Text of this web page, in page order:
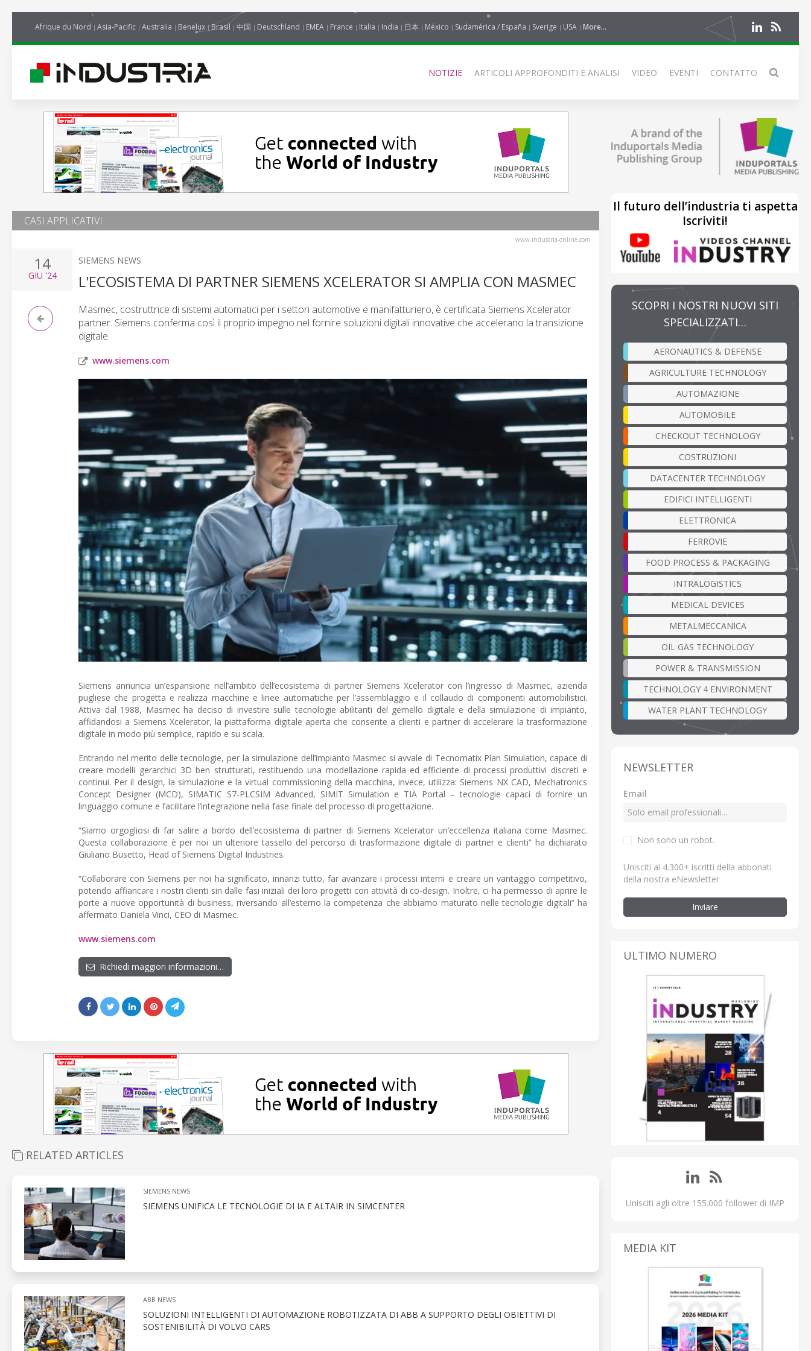
Afrique du Nord Asia-Pacific Australia Benelux Brasil 中国 Deutschland EMEA France Italia India 日本 México Sudamérica / España Sverige USA More...
NOTIZIE ARTICOLI APPROFONDITI E ANALISI VIDEO EVENTI CONTATTO
CASI APPLICATIVI
www.industria-online.com
14
GIU '24
SIEMENS NEWS
L'ECOSISTEMA DI PARTNER SIEMENS XCELERATOR SI AMPLIA CON MASMEC
Masmec, costruttrice di sistemi automatici per i settori automotive e manifatturiero, è certificata Siemens Xcelerator
partner. Siemens conferma così il proprio impegno nel fornire soluzioni digitali innovative che accelerano la transizione
digitale.
www.siemens.com
Siemens annuncia un’espansione nell’ambito dell’ecosistema di partner Siemens Xcelerator con l’ingresso di Masmec, azienda
pugliese che progetta e realizza macchine e linee automatiche per l’assemblaggio e il collaudo di componenti automobilistici.
Attiva dal 1988, Masmec ha deciso di investire sulle tecnologie abilitanti del gemello digitale e della simulazione di impianto,
affidandosi a Siemens Xcelerator, la piattaforma digitale aperta che consente a clienti e partner di accelerare la trasformazione
digitale in modo più semplice, rapido e su scala.
Entrando nel merito delle tecnologie, per la simulazione dell’impianto Masmec si avvale di Tecnomatix Plan Simulation, capace di
creare modelli gerarchici 3D ben strutturati, restituendo una modellazione rapida ed efficiente di processi produttivi discreti e
continui. Per il design, la simulazione e la virtual commissioning della macchina, invece, utilizza: Siemens NX CAD, Mechatronics
Concept Designer (MCD), SIMATIC S7-PLCSIM Advanced, SIMIT Simulation e TIA Portal – tecnologie capaci di fornire un
linguaggio comune e facilitare l’integrazione nella fase finale del processo di progettazione.
“Siamo orgogliosi di far salire a bordo dell’ecosistema di partner di Siemens Xcelerator un’eccellenza italiana come Masmec.
Questa collaborazione è per noi un ulteriore tassello del percorso di trasformazione digitale di partner e clienti” ha dichiarato
Giuliano Busetto, Head of Siemens Digital Industries.
“Collaborare con Siemens per noi ha significato, innanzi tutto, far avanzare i processi interni e creare un vantaggio competitivo,
potendo affiancare i nostri clienti sin dalle fasi iniziali dei loro progetti con attività di co-design. Inoltre, ci ha permesso di aprire le
porte a nuove opportunità di business, riversando all’esterno la competenza che abbiamo maturato nelle tecnologie digitali” ha
affermato Daniela Vinci, CEO di Masmec.
www.siemens.com
Richiedi maggiori informazioni…
RELATED ARTICLES
SIEMENS NEWS
SIEMENS UNIFICA LE TECNOLOGIE DI IA E ALTAIR IN SIMCENTER
ABB NEWS
SOLUZIONI INTELLIGENTI DI AUTOMAZIONE ROBOTIZZATA DI ABB A SUPPORTO DEGLI OBIETTIVI DI
SOSTENIBILITÀ DI VOLVO CARS
Il futuro dell’industria ti aspetta
Iscriviti!
SCOPRI I NOSTRI NUOVI SITI
SPECIALIZZATI…
AERONAUTICS & DEFENSE
AGRICULTURE TECHNOLOGY
AUTOMAZIONE
AUTOMOBILE
CHECKOUT TECHNOLOGY
COSTRUZIONI
DATACENTER TECHNOLOGY
EDIFICI INTELLIGENTI
ELETTRONICA
FERROVIE
FOOD PROCESS & PACKAGING
INTRALOGISTICS
MEDICAL DEVICES
METALMECCANICA
OIL GAS TECHNOLOGY
POWER & TRANSMISSION
TECHNOLOGY 4 ENVIRONMENT
WATER PLANT TECHNOLOGY
NEWSLETTER
Email
Non sono un robot.
Unisciti ai 4.300+ iscritti della abbonati
della nostra eNewsletter
Inviare
ULTIMO NUMERO
Unisciti agli oltre 155.000 follower di IMP
MEDIA KIT